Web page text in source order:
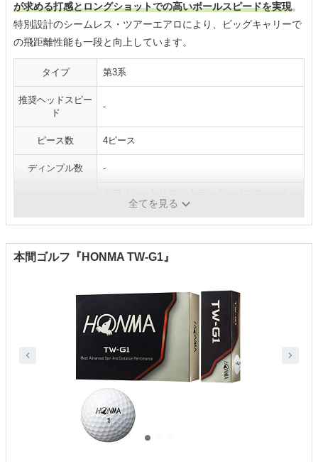
が求める打感とロングショットでの高いボールスピードを実現。
特別設計のシームレス・ツアーエアロにより、ビッグキャリーで
の飛距離性能も一段と向上しています。
タイプ 第3系
推奨ヘッドスピー
ド
-
ピース数 4ピース
ディンプル数 -
リプル トラック・ホワイト
全てを見る
本間ゴルフ『HONMA TW-G1』